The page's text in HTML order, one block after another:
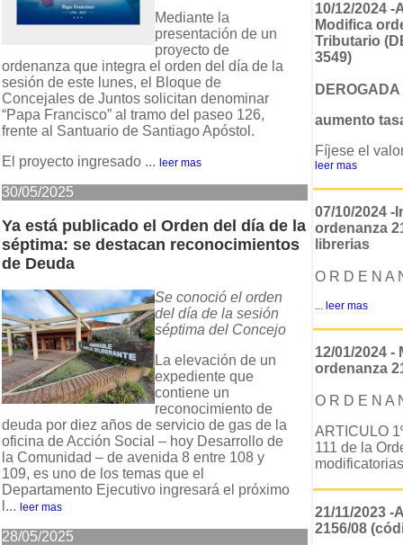
Mediante la
presentación de un
proyecto de
ordenanza que integra el orden del día de la
sesión de este lunes, el Bloque de
Concejales de Juntos solicitan denominar
“Papa Francisco” al tramo del paseo 126,
frente al Santuario de Santiago Apóstol.
El proyecto ingresado ... leer mas
30/05/2025
Ya está publicado el Orden del día de la
séptima: se destacan reconocimientos
de Deuda
Se conoció el orden
del día de la sesión
séptima del Concejo
La elevación de un
expediente que
contiene un
reconocimiento de
deuda por diez años de servicio de gas de la
oficina de Acción Social – hoy Desarrollo de
la Comunidad – de avenida 8 entre 108 y
109, es uno de los temas que el
Departamento Ejecutivo ingresará el próximo
l... leer mas
28/05/2025
10/12/2024
Modifica
Tributario
3549)
aumento
Fíjese el
leer mas
07/10/2024 -
ordenanza
librerias
O R D E N A
... leer mas
12/01/2024 -
ordenanza
O R D E N A
ARTICULO
111 de la
21/11/2023 -
2156/08